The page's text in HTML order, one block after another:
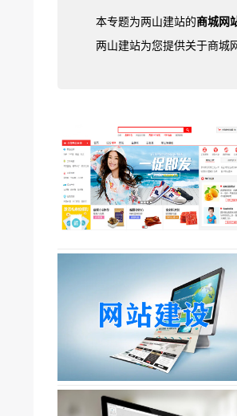
本专题为两山建站的商城网
两山建站为您提供关于商城